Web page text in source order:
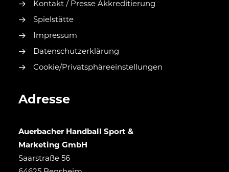
Kontakt / Presse Akkreditierung
Spielstätte
Impressum
Datenschutzerklärung
Cookie/Privatsphäreeinstellungen
Adresse
Auerbacher Handball Sport &
Marketing GmbH
Saarstraße 56